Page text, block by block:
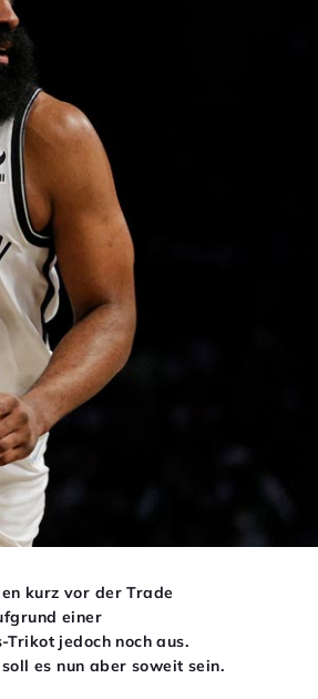
kurz vor der Trade
einer
jedoch noch aus.
es nun aber soweit sein.